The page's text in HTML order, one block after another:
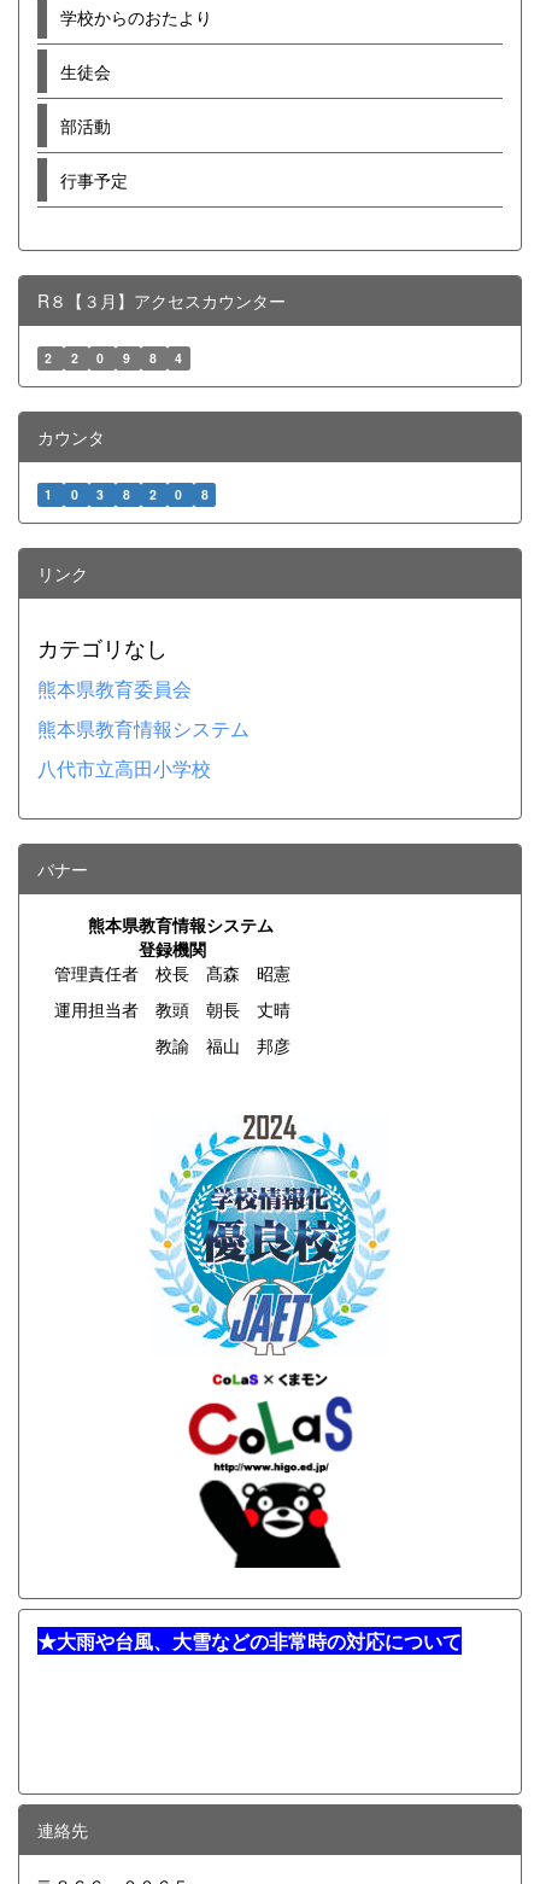
学校からのおたより
生徒会
部活動
行事予定
R８【３月】アクセスカウンター
2 2 0 9 8 4
カウンタ
1 0 3 8 2 0 8
リンク
カテゴリなし
熊本県教育委員会
熊本県教育情報システム
八代市立高田小学校
バナー
熊本県教育情報システム
登録機関
管理責任者 校長 髙森 昭憲
運用担当者 教頭 朝長 丈晴
教諭 福山 邦彦
★大雨や台風、大雪などの非常時の対応について
連絡先